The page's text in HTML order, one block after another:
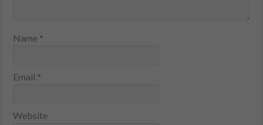
Name *
Email *
Website